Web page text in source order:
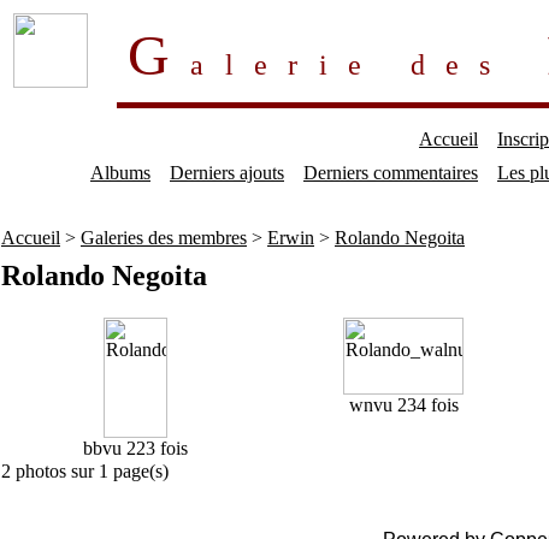
Galerie des
Accueil
Albums
Derniers ajouts Derniers commentaires Les
Accueil > Galeries des membres > Erwin > Rolando Negoita
Rolando Negoita
bbvu 223 fois
wnvu 234 fois
2 photos sur 1 page(s)